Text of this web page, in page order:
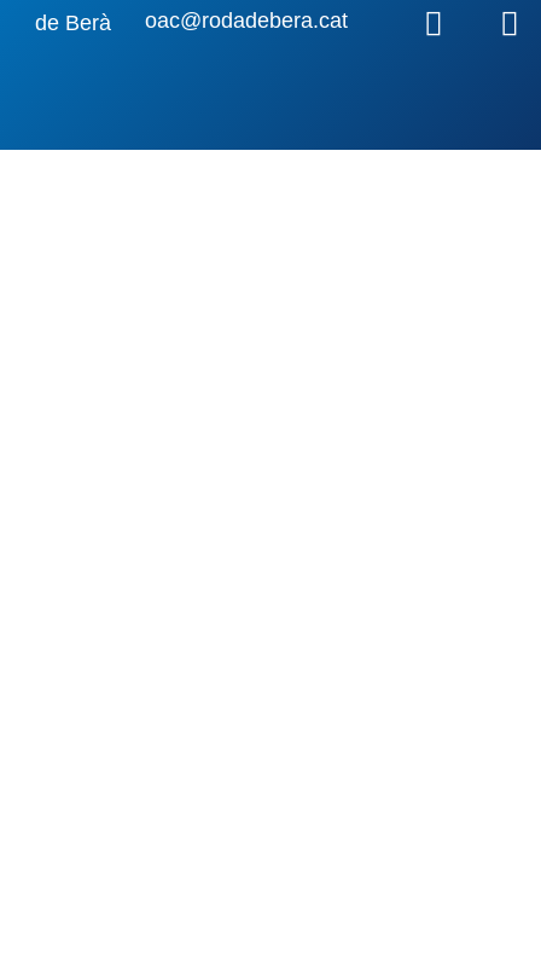
oac@rodadebera.cat